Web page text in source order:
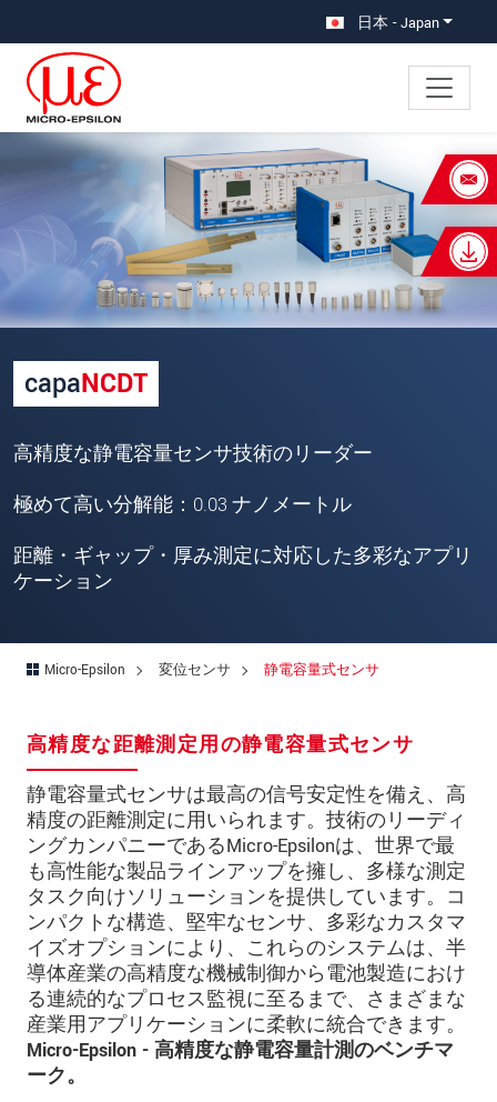
日本 - Japan
capaNCDT
高精度な静電容量センサ技術のリーダー
極めて高い分解能：0.03 ナノメートル
距離・ギャップ・厚み測定に対応した多彩なアプリ
ケーション
Micro-Epsilon 変位センサ 静電容量式センサ
高精度な距離測定用の静電容量式センサ
静電容量式センサは最高の信号安定性を備え、高
精度の距離測定に用いられます。技術のリーディ
ングカンパニーであるMicro-Epsilonは、世界で最
も高性能な製品ラインアップを擁し、多様な測定
タスク向けソリューションを提供しています。コ
ンパクトな構造、堅牢なセンサ、多彩なカスタマ
イズオプションにより、これらのシステムは、半
導体産業の高精度な機械制御から電池製造におけ
る連続的なプロセス監視に至るまで、さまざまな
産業用アプリケーションに柔軟に統合できます。
Micro-Epsilon - 高精度な静電容量計測のベンチマ
ーク。
×
あなたのリクエスト 静電容量式セ
ンサ
*
会社名*
所在地
郵便番号
所在地 *
国 *
電話
メッセージ
ご連絡願います
印刷された製品カタログを送ってくだ
さい
直接訪問してほしい
* 必須フィールド。
私たちはお客様の個人情報を内密に扱います。
個人情報に関するプライバシーステートメント